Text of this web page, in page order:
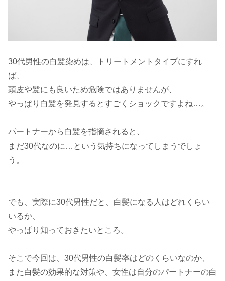
30代男性の白髪染めは、トリートメントタイプにすれ
ば、
頭皮や髪にも良いため危険ではありませんが、
やっぱり白髪を発見するとすごくショックですよね…。
パートナーから白髪を指摘されると、
まだ30代なのに…という気持ちになってしまうでしょ
う。
でも、実際に30代男性だと、白髪になる人はどれくらい
いるか、
やっぱり知っておきたいところ。
そこで今回は、30代男性の白髪率はどのくらいなのか、
また白髪の効果的な対策や、女性は自分のパートナーの白